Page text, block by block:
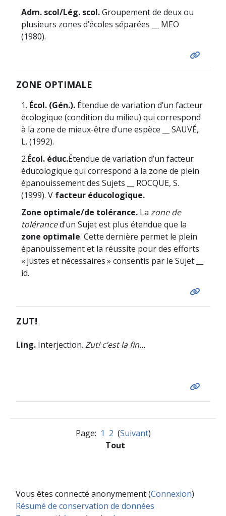
Adm. scol/Lég. scol.Groupement de deux ou
plusieurs zones d’écoles séparées __ MEO
(1980).
ZONE OPTIMALE
1. Écol. (Gén.). Étendue de variation d’un facteur
écologique (condition du milieu) qui correspond
à la zone de mieux-être d’une espèce __ SAUVÉ,
L. (1992).
2.Écol. éduc.Étendue de variation d’un facteur
éducologique qui correspond à la zone de plein
épanouissement des Sujets __ ROCQUE, S.
(1999). V facteur éducologique.
Zone optimale/de tolérance. La zone de
toléranced’un Sujet est plus étendue que la
zone optimale. Cette dernière permet le plein
épanouissement et la réussite pour des efforts
« justes et nécessaires » consentis par le Sujet __
id.
ZUT!
Ling. Interjection. Zut! c’est la fin...
Page: 1 2 (Suivant)
Tout
Vous êtes connecté anonymement (Connexion)
Résumé de conservation de données